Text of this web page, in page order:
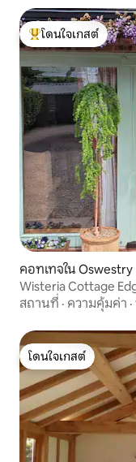
โดนใจเกสต์ที่สุด
โดนใจเกสต์
คอทเทจใน Oswestry
Wisteria Cottage
สถานที่ · ความคุ้มค่า ·
โดนใจเกสต์
โดนใจเกสต์